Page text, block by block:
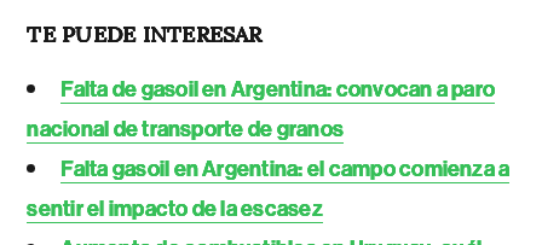
TE PUEDE INTERESAR
Falta de gasoil en Argentina: convocan a paro
nacional de transporte de granos
Falta gasoil en Argentina: el campo comienza a
sentir el impacto de la escasez